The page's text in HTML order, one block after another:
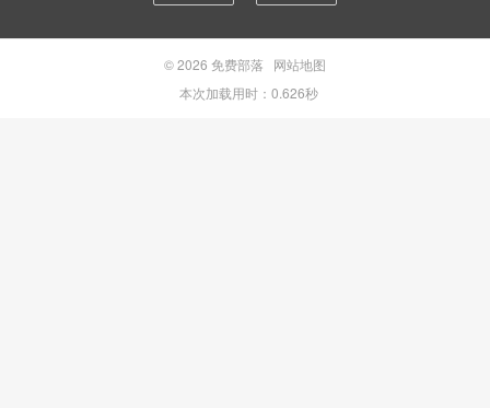
© 2026 免费部落
网站地图
本次加载用时：0.626秒